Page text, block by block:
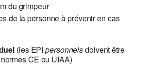
du grimpeur
de la personne à prévenir en cas
(les EPIpersonnelsdoivent être
CE ou UIAA)